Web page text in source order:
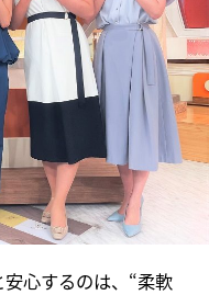
心するのは、“柔軟